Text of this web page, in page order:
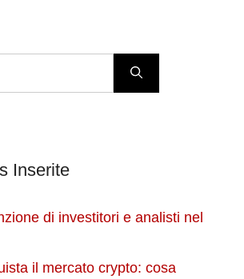
Inserite
di investitori e analisti nel
il mercato crypto: cosa